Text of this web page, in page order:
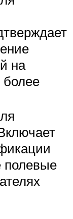
на
более
полевые